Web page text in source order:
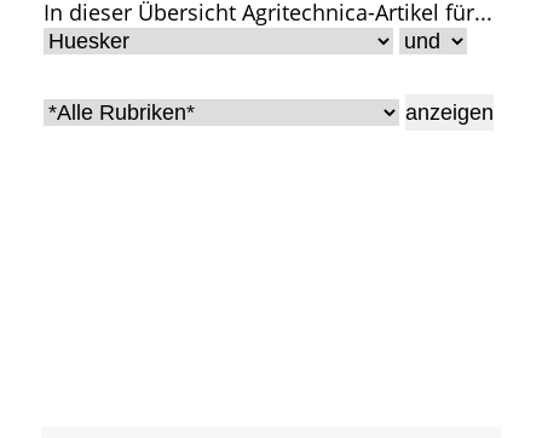
• Geschichte und Geschichten
• Messen und Veranstaltungen
• Mitteilung der Redaktion
• Agritechnica Neuheiten Archiv
In dieser Übersicht Agritechnica-Artikel für...